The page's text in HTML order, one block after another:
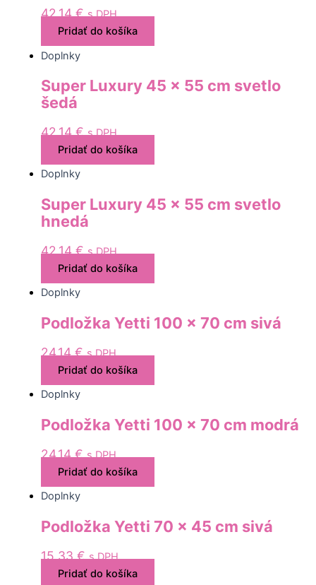
42,14€ s DPH
Pridať do košíka
Doplnky
Super Luxury 45 x 55 cm svetlo
šedá
42,14€ s DPH
Pridať do košíka
Doplnky
Super Luxury 45 x 55 cm svetlo
hnedá
42,14€ s DPH
Pridať do košíka
Doplnky
Podložka Yetti 100 x 70 cm sivá
24,14€ s DPH
Pridať do košíka
Doplnky
Podložka Yetti 100 x 70 cm modrá
24,14€ s DPH
Pridať do košíka
Doplnky
Podložka Yetti 70 x 45 cm sivá
15,33€ s DPH
Pridať do košíka